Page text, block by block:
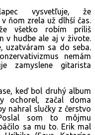
vysvetľuje, že
ňom zrela už dlhší čas.
všetko robím príliš
v hudbe ale aj v živote.
uzatváram sa do seba.
nemám
zamyslene gitarista
keď bol druhý album
ochorel, začal doma
nahral slučky z čerstvo
som to môjmu
sa mu to. Erik mal